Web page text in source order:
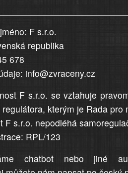
F s.r.o.
republika
678
info@zvraceny.cz
F s.r.o. se vztahuje
kterým je Rada pro
F s.r.o. nepodléhá
RPL/123
chatbot nebo jiné